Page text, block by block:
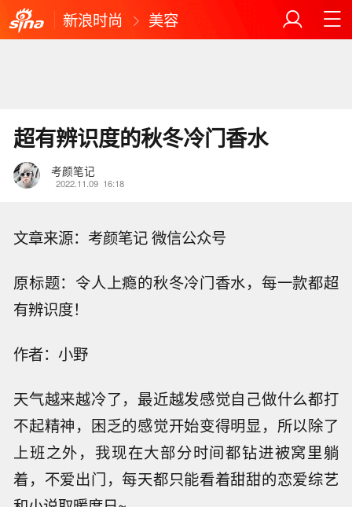
新浪时尚 美容
超有辨识度的秋冬冷门香水
考颜笔记
2022.11.09 16:18
文章来源：考颜笔记 微信公众号
原标题：令人上瘾的秋冬冷门香水，每一款都超
有辨识度！
作者：小野
天气越来越冷了，最近越发感觉自己做什么都打
不起精神，困乏的感觉开始变得明显，所以除了
上班之外，我现在大部分时间都钻进被窝里躺
着，不爱出门，每天都只能看着甜甜的恋爱综艺